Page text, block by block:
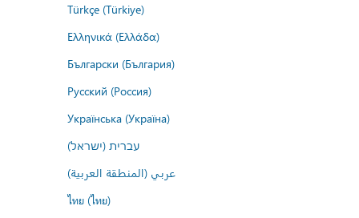
Türkçe (Türkiye)
Ελληνικά (Ελλάδα)
Български (България)
Русский (Россия)
Українська (Україна)
עברית (ישראל)
عربي (المنطقة العربية)
ไทย (ไทย)